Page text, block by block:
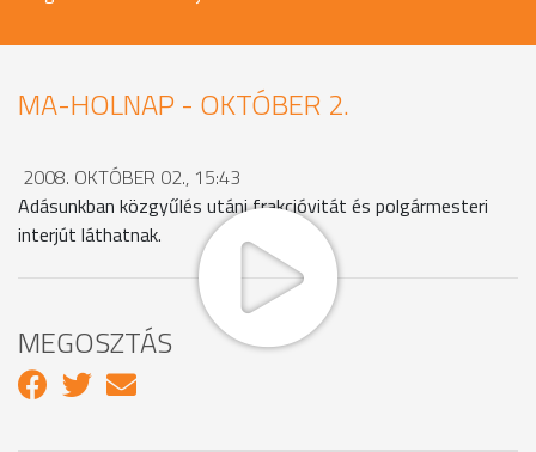
MA-HOLNAP - OKTÓBER 2.
2008. OKTÓBER 02., 15:43
Adásunkban közgyűlés utáni frakcióvitát és polgármesteri
interjút láthatnak.
MEGOSZTÁS